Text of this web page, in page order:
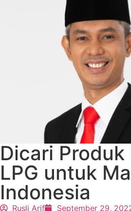
Dicari
LPG untuk
Indonesia
Rusli Arif September 29,